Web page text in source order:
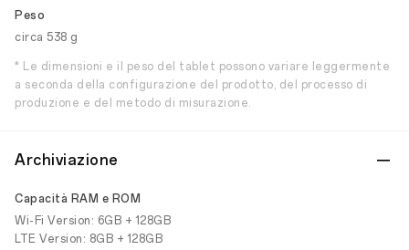
Peso
circa 538 g
* Le dimensioni e il peso del tablet possono variare leggermente
a seconda della configurazione del prodotto, del processo di
produzione e del metodo di misurazione.
Archiviazione
Capacità RAM e ROM
Wi-Fi Version: 6GB + 128GB
LTE Version: 8GB + 128GB